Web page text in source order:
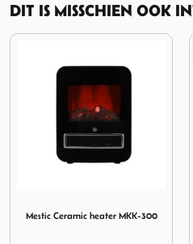
DIT IS MISSCHIEN OOK
Mestic Rolkachel Infrarood MRK-